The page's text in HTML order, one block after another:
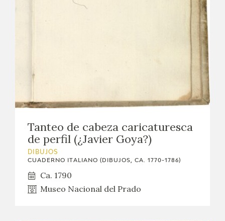
FRANCISCO DE GOYA
BIOGRAFÍA
Tanteo de cabeza caricaturesca
de perfil (¿Javier Goya?)
DIBUJOS
CUADERNO ITALIANO (DIBUJOS, CA. 1770-1786)
Ca. 1790
Museo Nacional del Prado